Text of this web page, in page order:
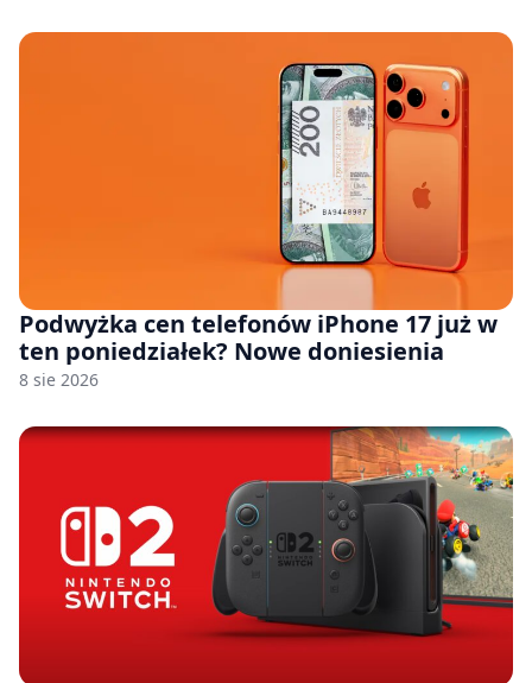
Podwyżka cen telefonów iPhone 17 już w
ten poniedziałek? Nowe doniesienia
8 sie 2026